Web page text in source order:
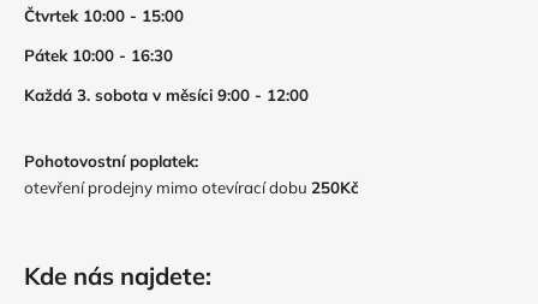
Čtvrtek 10:00 - 15:00
Pátek 10:00 - 16:30
Každá 3. sobota v měsíci 9:00 - 12:00
Pohotovostní poplatek:
otevření prodejny mimo otevírací dobu 250Kč
Kde nás najdete: